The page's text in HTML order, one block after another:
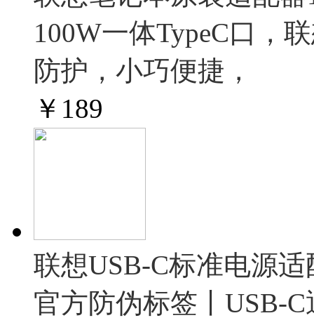
100W一体TypeC口，
防护，小巧便捷，
￥ 189
联想USB-C标准电源
官方防伪标签丨USB-